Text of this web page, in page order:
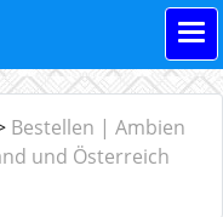
Bestellen | Ambien
und Österreich